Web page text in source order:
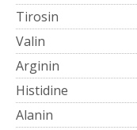
Tirosin
Valin
Arginin
Histidine
Alanin